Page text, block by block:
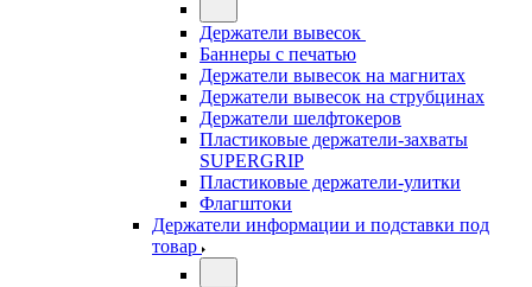
Держатели вывесок
Баннеры с печатью
Держатели вывесок на магнитах
Держатели вывесок на струбцинах
Держатели шелфтокеров
Пластиковые держатели-захваты
SUPERGRIP
Пластиковые держатели-улитки
Флагштоки
Держатели информации и подставки под
товар